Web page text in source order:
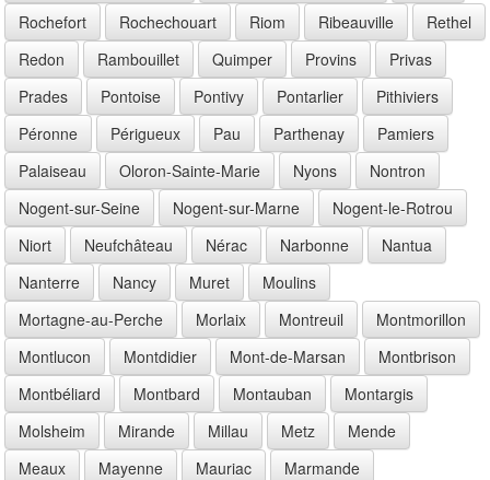
Rochefort
Rochechouart Riom Ribeauville
Rethel
Redon
Rambouillet Quimper Provins
Privas
Prades
Pontoise Pontivy Pontarlier
Pithiviers
Péronne
Périgueux Pau Parthenay
Pamiers
Palaiseau
Oloron-Sainte-Marie Nyons
Nontron
Nogent-sur-Seine
Nogent-sur-Marne
Nogent-le-Rotrou
Niort
Neufchâteau Nérac Narbonne
Nantua
Nanterre
Nancy Muret
Moulins
Mortagne-au-Perche
Morlaix Montreuil
Montmorillon
Montlucon
Montdidier Mont-de-Marsan
Montbrison
Montbéliard
Montbard Montauban
Montargis
Molsheim
Mirande Millau Metz
Mende
Meaux
Mayenne Mauriac
Marmande